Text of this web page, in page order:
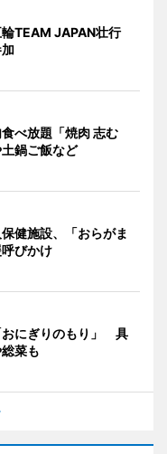
TEAM JAPAN壮行
べ放題「焼肉 志む
鍋ご飯など
健施設、「おらがま
びかけ
おにぎりのもり」 具
菜も